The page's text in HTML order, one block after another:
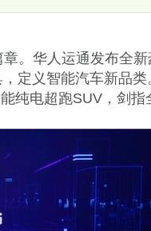
。华人运通发布全
定义智能汽车新品
纯电超跑SUV，剑指